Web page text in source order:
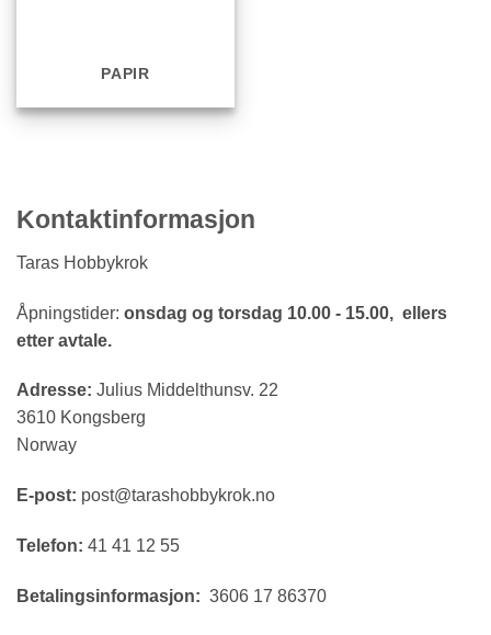
PAPIR
Kontaktinformasjon
Taras Hobbykrok
Åpningstider: onsdag og torsdag 10.00 - 15.00, ellers
etter avtale.
Adresse: Julius Middelthunsv. 22
3610 Kongsberg
Norway
E-post: post@tarashobbykrok.no
Telefon: 41 41 12 55
Betalingsinformasjon: 3606 17 86370